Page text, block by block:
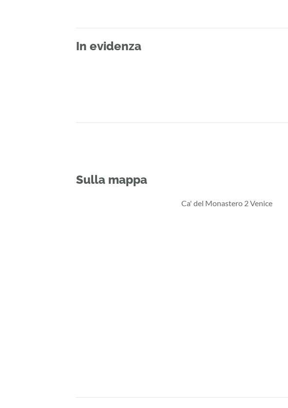
In evidenza
Sulla mappa